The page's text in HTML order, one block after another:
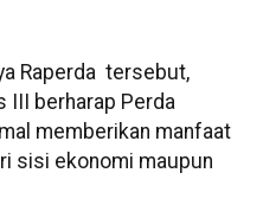
Raperda tersebut,
III berharap Perda
memberikan manfaat
sisi ekonomi maupun